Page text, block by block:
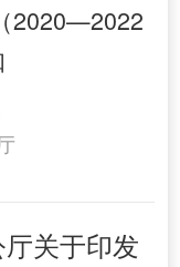
2020—2022
关于印发